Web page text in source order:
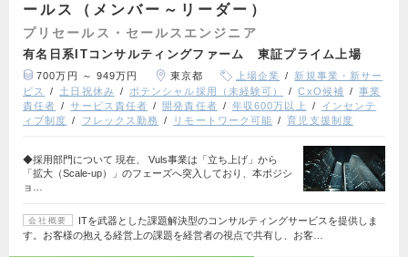
ールス（メンバー～リーダー）
プリセールス・セールスエンジニア
有名日系ITコンサルティングファーム 東証プライム上場
700万円 ～ 949万円 東京都 上場企業
新規事業・新サー
ビス
土日祝休み ポテンシャル採用（未経験可） CxO候補
事業
責任者
サービス責任者 開発責任者 年収600万以上
インセンテ
ィブ制度
フレックス勤務 リモートワーク可能 育児支援制度
◆採用部門について 現在、 Vuls事業は「立ち上げ」から
「拡大（Scale-up）」のフェーズへ突入しており、本ポジシ
ョ…
会社概要
ITを武器とした課題解決型のコンサルティングサービスを提供しま
す。お客様の抱える経営上の課題を経営者の視点で共有し、お客…